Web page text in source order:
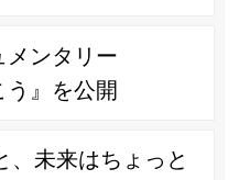
メンタリー
う』を公開
、未来はちょっと